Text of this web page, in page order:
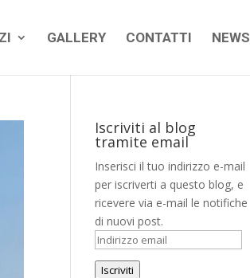
GALLERY CONTATTI NEWS
Iscriviti al blog
tramite email
Inserisci il tuo indirizzo e-mail
per iscriverti a questo blog, e
ricevere via e-mail le notifiche
di nuovi post.
Indirizzo
email
Iscriviti